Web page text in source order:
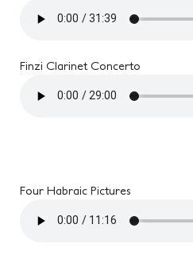
Finzi Clarinet Concerto
Four Habraic Pictures